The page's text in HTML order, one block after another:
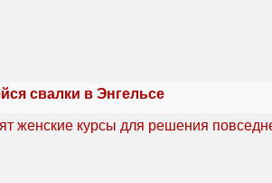
свалки в Энгельсе